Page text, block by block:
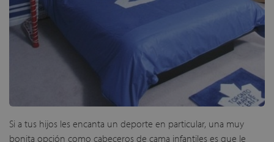
Si a tus hijos les encanta un deporte en particular, una muy
bonita opción como cabeceros de cama infantiles es que le